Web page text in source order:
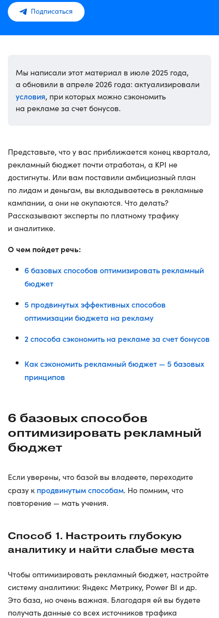
Подписаться
Мы написали этот материал в июле 2025 года,
а обновили в апреле 2026 года: актуализировали
условия, при которых можно сэкономить
на рекламе за счет бонусов.
Представьте, что у вас приближается конец квартала,
рекламный бюджет почти отработан, а KPI не
достигнуты. Или вам поставили амбициозный план
по лидам и деньгам, вы вкладываетесь в рекламные
кампании, а они не окупаются. Что делать?
Рассказывают эксперты по платному трафику
и аналитике.
О чем пойдет речь:
6 базовых способов оптимизировать рекламный
бюджет
5 продвинутых эффективных способов
оптимизации бюджета на рекламу
2 способа сэкономить на рекламе за счет бонусов
Как сэкономить рекламный бюджет — 5 базовых
принципов
6 базовых способов
оптимизировать рекламный
бюджет
Если уверены, что базой вы владеете, переходите
сразу к продвинутым способам. Но помним, что
повторение — мать учения.
Способ 1. Настроить глубокую
аналитику и найти слабые места
Чтобы оптимизировать рекламный бюджет, настройте
систему аналитики: Яндекс Метрику, Power BI и др.
Это база, но очень важная. Благодаря ей вы будете
получать данные со всех источников трафика